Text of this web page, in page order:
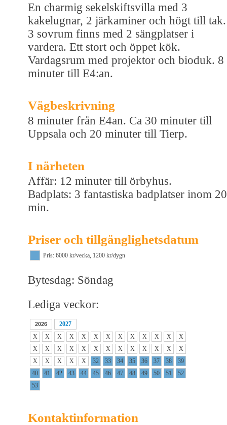
En charmig sekelskiftsvilla med 3
kakelugnar, 2 järkaminer och högt till tak.
3 sovrum finns med 2 sängplatser i
vardera. Ett stort och öppet kök.
Vardagsrum med projektor och bioduk. 8
minuter till E4:an.
Vägbeskrivning
8 minuter från E4an. Ca 30 minuter till
Uppsala och 20 minuter till Tierp.
I närheten
Affär: 12 minuter till örbyhus.
Badplats: 3 fantastiska badplatser inom 20
min.
Priser och tillgänglighetsdatum
Pris: 6000 kr/vecka, 1200 kr/dygn
Bytesdag: Söndag
Lediga veckor:
2026
2027
X
X X X X X X X X X X X
X
X
X X X X X X X X X X X
X
X
X X X X 32 33 34 35 36 37 38
39
40
41 42 43 44 45 46 47 48 49 50 51
52
53
Kontaktinformation